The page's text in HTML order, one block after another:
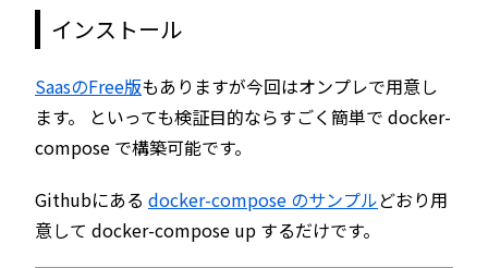
インストール
SaasのFree版もありますが今回はオンプレで用意し
ます。 といっても検証目的ならすごく簡単で docker-
compose で構築可能です。
Githubにある docker-compose のサンプルどおり用
意して docker-compose up するだけです。